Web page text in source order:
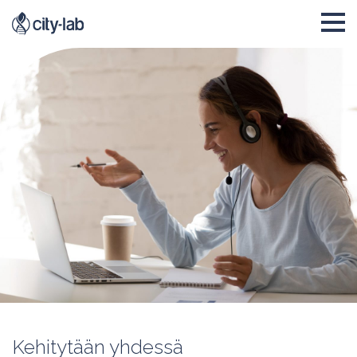
Kehitytään yhdessä